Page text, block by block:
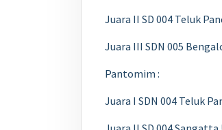
Juara II SD 004 Teluk
Juara III SDN 005
Pantomim :
Juara I SDN 004 Teluk